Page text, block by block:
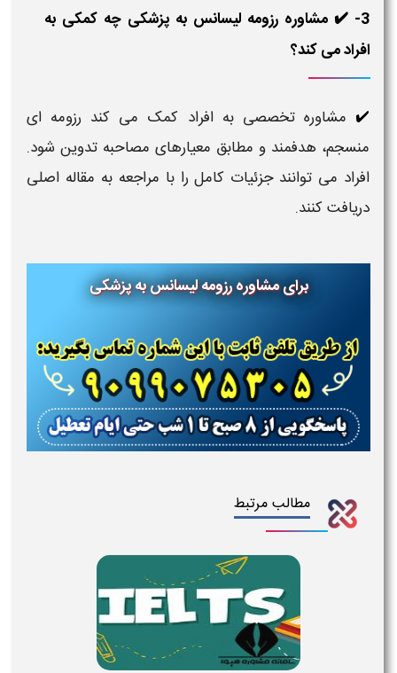
3- ✔️ مشاوره رزومه لیسانس به پزشکی چه کمکی به
افراد می کند؟
✔️ مشاوره تخصصی به افراد کمک می کند رزومه ای
منسجم، هدفمند و مطابق معیارهای مصاحبه تدوین شود.
افراد می توانند جزئیات کامل را با مراجعه به مقاله اصلی
دریافت کنند.
برای مشاوره رزومه لیسانس به پزشکی
مطالب مرتبط